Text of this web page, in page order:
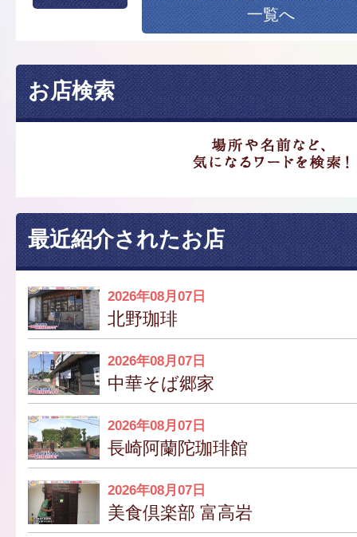
一覧へ
お店検索
最近紹介されたお店
2026年08月07日
北野珈琲
2026年08月07日
中華そば郷家
2026年08月07日
長崎阿蘭陀珈琲館
2026年08月07日
美食倶楽部 富高岩